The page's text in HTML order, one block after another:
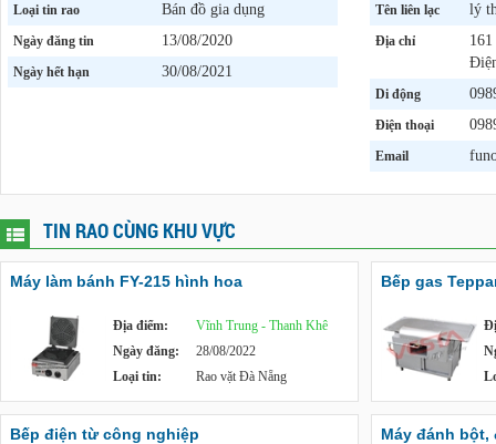
Loại tin rao Bán đồ gia dụng
Ngày đăng tin 13/08/2020
Ngày hết hạn 30/08/2021
Tên liên lạc lý
Địa chỉ
Di động
Điện thoại
Email
TIN RAO CÙNG KHU VỰC
Máy làm bánh FY-215 hình hoa
Địa điểm:
Vĩnh Trung - Thanh Khê
Ngày đăng:
28/08/2022
Loại tin:
Rao vặt Đà Nẵng
Bếp gas
Bếp điện từ công nghiệp Máy đánh